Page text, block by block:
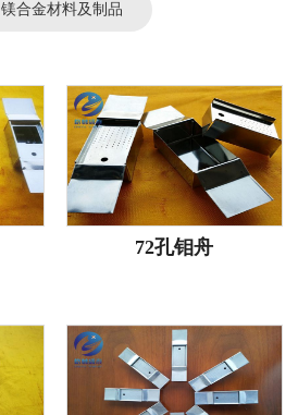
镁合金材料及制品
72孔钼舟